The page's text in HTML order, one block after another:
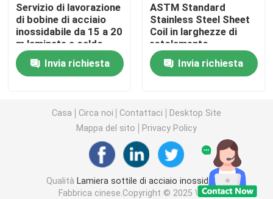
Piastra di acciaio inossidabile
Bobina di acciaio inossidabile 304
Acciaio inossidabile Rod Bar
Strato di acciaio inossidabile 304
Tubo in acciaio inossidabile 316
Servizio di lavorazione
di bobine di acciaio
inossidabile da 15 a 20
m laminate a caldo
laminate a freddo
Invia richiesta
ASTM Standard
Stainless Steel Sheet
Coil in larghezze di
rotolamento
personalizzate da 15
m e 20 mInvia richiesta
Casa Circa noi Contattaci
Desktop Site
Mappa del sito
Privacy Policy
Qualità Lamiera sottile di acciaio inossidabile
Fabbrica cinese.Copyright © 2025 Wuxi